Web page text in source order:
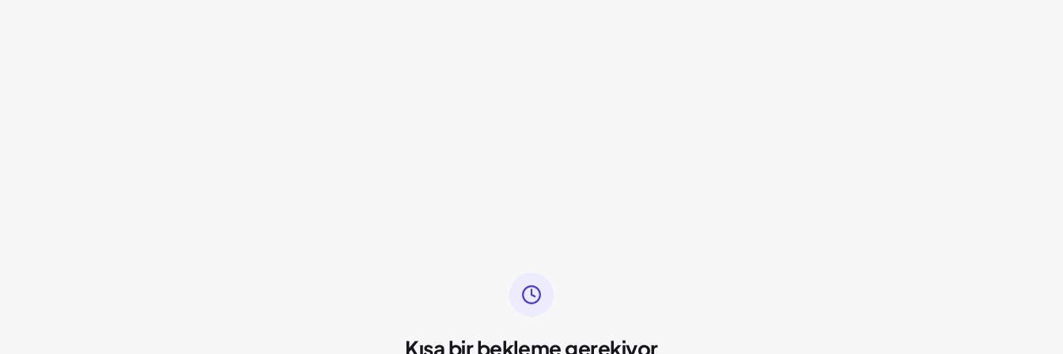
Kısa bir bekleme gerekiyor